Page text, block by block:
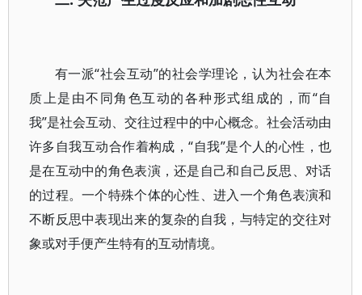
有一派“社会互动”的社会学理论，认为社会在本
质上是由不同角色互动的各种形式组成的，而“自
我”是社会互动、交往过程中的中心概念。社会活动由
许多自我互动合作着构成，“自我”是个人的心性，也
是在互动中的角色表演，还是自己和自己反思、对话
的过程。一个特殊个体的心性、进入一个角色表演和
不断反思中表现出来的复杂的自我，与特定的交往对
象或对手便产生特有的互动情境。